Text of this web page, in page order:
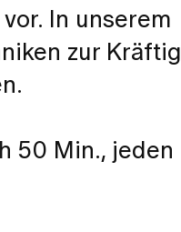
In unserem
zur
50 Min.,